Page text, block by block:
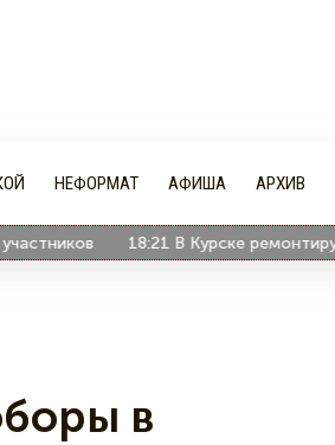
НЕФОРМАТ АФИША АРХИВ
18:21 В Курске ремонтируют
в